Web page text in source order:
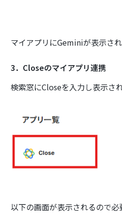
マイアプリにGeminiが表示さ
3．Closeのマイアプリ連携
検索窓にCloseを入力し表示さ
以下の画面が表示されるので